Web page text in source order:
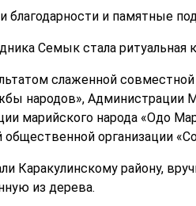
благодарности и памятные
Семык стала ритуальная
слаженной
народов», Администрации
марийского народа «Одо
организации
Каракулинскому району,
из дерева.